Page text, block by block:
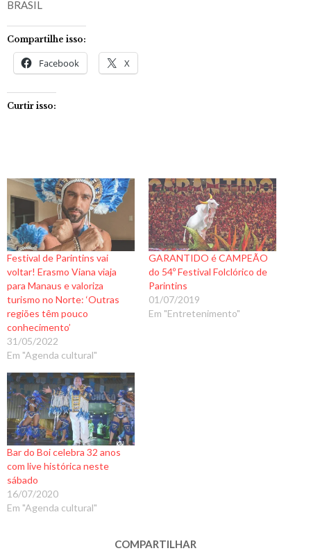
BRASIL
Compartilhe isso:
Facebook X
Curtir isso:
Festival de Parintins vai
voltar! Erasmo Viana viaja
para Manaus e valoriza
turismo no Norte: ‘Outras
regiões têm pouco
conhecimento’
31/05/2022
Em "Agenda cultural"
GARANTIDO é CAMPEÃO
do 54º Festival Folclórico de
Parintins
01/07/2019
Em "Entretenimento"
Bar do Boi celebra 32 anos
com live histórica neste
sábado
16/07/2020
Em "Agenda cultural"
COMPARTILHAR